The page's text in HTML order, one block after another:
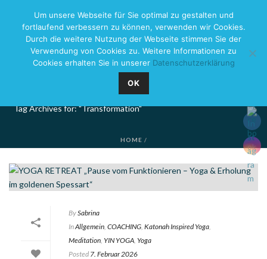
Tag Archives for: "Transformation"
HOME /
BySabrina
InAllgemein, COACHING, Katonah Inspired Yoga,
Meditation, YIN YOGA, Yoga
Posted 7. Februar 2026
Um unsere Webseite für Sie optimal zu gestalten und
fortlaufend verbessern zu können, verwenden wir Cookies.
Durch die weitere Nutzung der Webseite stimmen Sie der
Verwendung von Cookies zu. Weitere Informationen zu
Cookies erhalten Sie in unserer Datenschutzerklärung
OK